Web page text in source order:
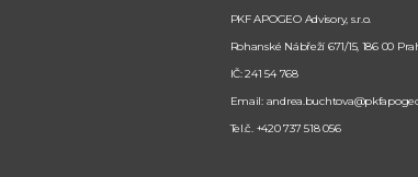
PKF APOGEO Advisory, s.r.o.
Rohanské Nábřeží 671/15, 186 00
IČ: 241 54 768
Email:
Tel.č. +420 737 518 056